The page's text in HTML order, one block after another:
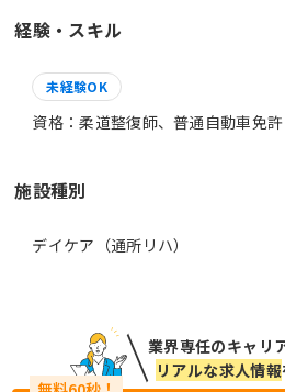
経験・スキル
未経験OK
資格：柔道整復師、普通自動車免許
施設種別
デイケア（通所リハ）
業界専任のキャリ
リアルな求人情報